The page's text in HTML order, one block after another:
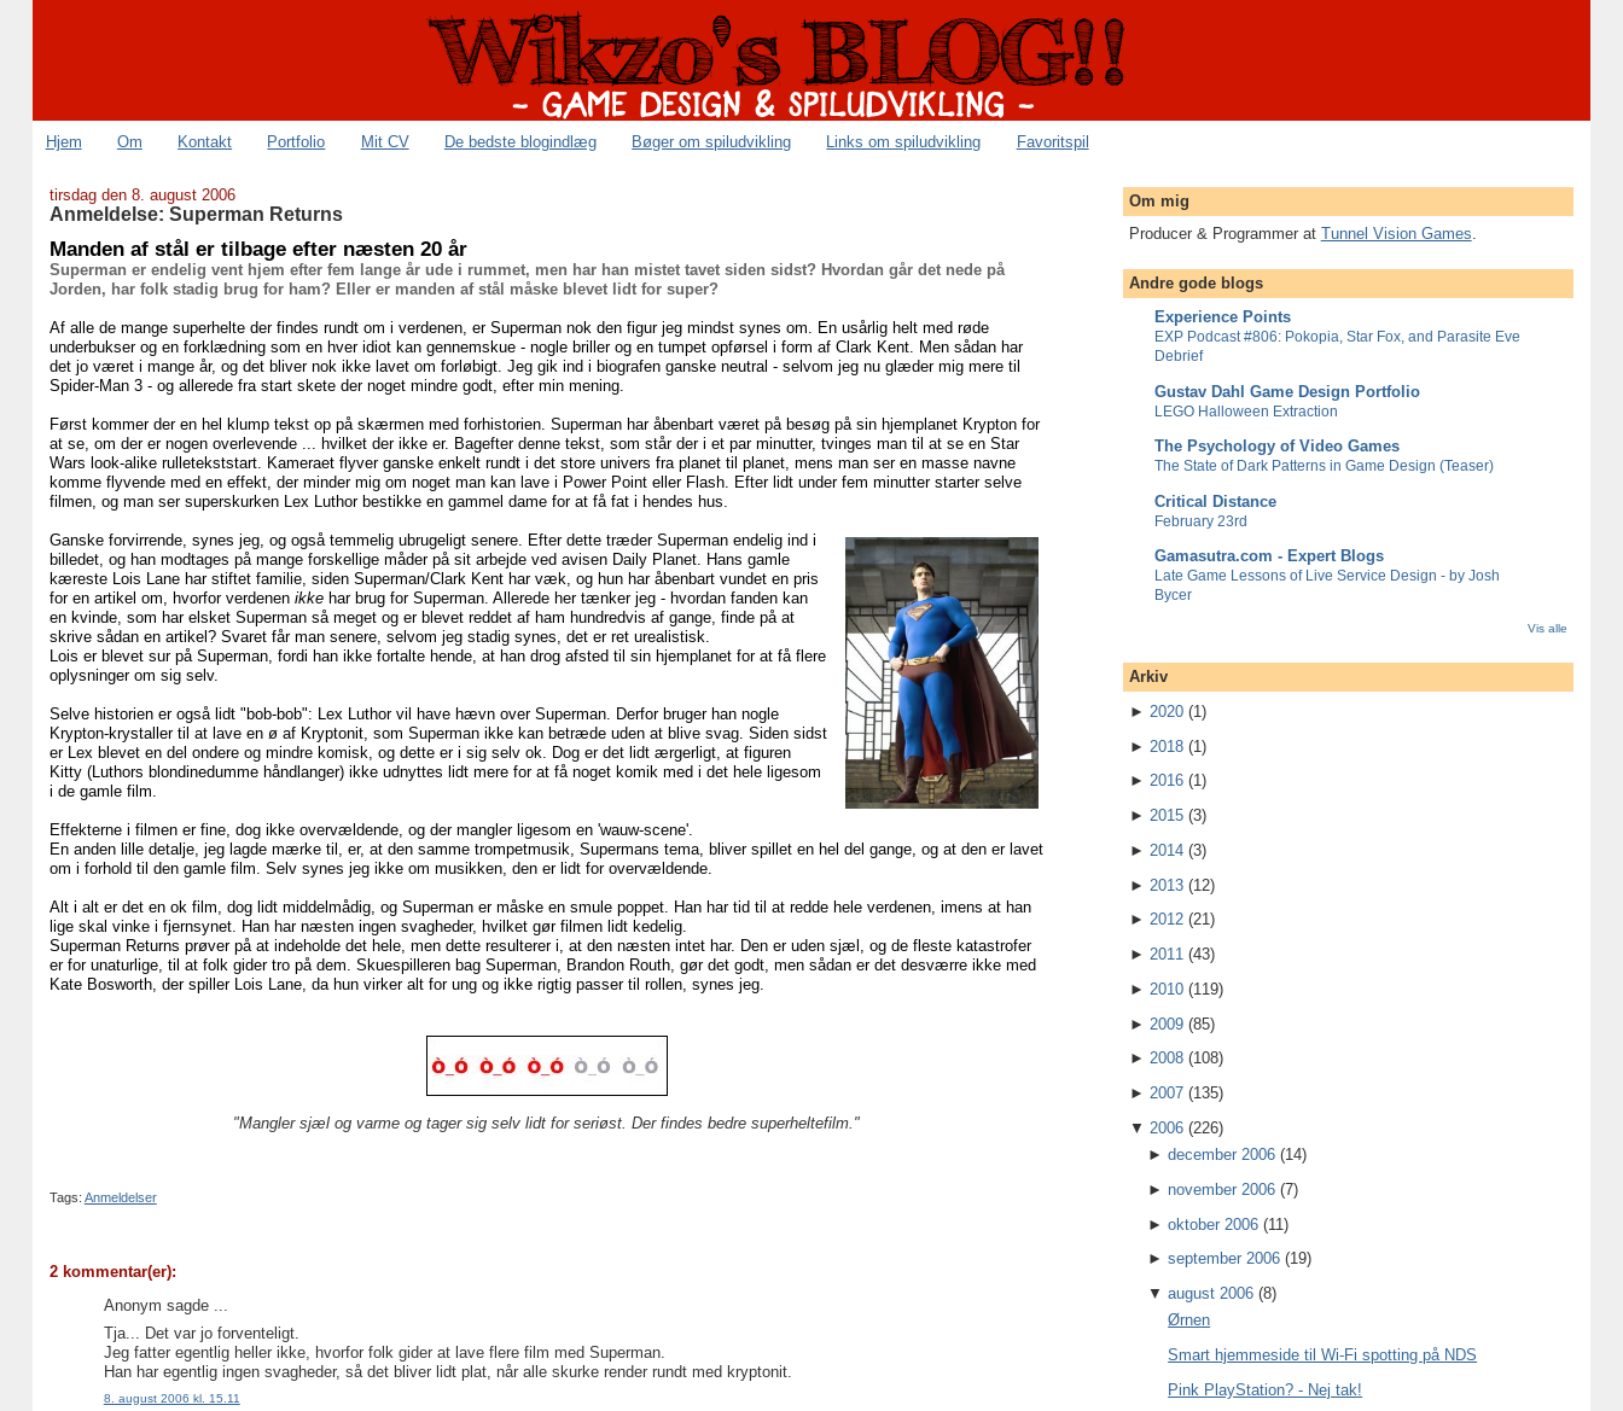
Hjem Om Kontakt Portfolio Mit CV De bedste blogindlæg Bøger om spiludvikling Links om spiludvikling Favoritspil
tirsdag den 8. august 2006
Anmeldelse: Superman Returns
Manden af stål er tilbage efter næsten 20 år
Superman er endelig vent hjem efter fem lange år ude i rummet, men har han mistet tavet siden sidst? Hvordan går det nede på
Jorden, har folk stadig brug for ham? Eller er manden af stål måske blevet lidt for super?
Af alle de mange superhelte der findes rundt om i verdenen, er Superman nok den figur jeg mindst synes om. En usårlig helt med røde
underbukser og en forklædning som en hver idiot kan gennemskue - nogle briller og en tumpet opførsel i form af Clark Kent. Men sådan har
det jo været i mange år, og det bliver nok ikke lavet om forløbigt. Jeg gik ind i biografen ganske neutral - selvom jeg nu glæder mig mere til
Spider-Man 3 - og allerede fra start skete der noget mindre godt, efter min mening.
Først kommer der en hel klump tekst op på skærmen med forhistorien. Superman har åbenbart været på besøg på sin hjemplanet Krypton for
at se, om der er nogen overlevende ... hvilket der ikke er. Bagefter denne tekst, som står der i et par minutter, tvinges man til at se en Star
Wars look-alike rulletekststart. Kameraet flyver ganske enkelt rundt i det store univers fra planet til planet, mens man ser en masse navne
komme flyvende med en effekt, der minder mig om noget man kan lave i Power Point eller Flash. Efter lidt under fem minutter starter selve
filmen, og man ser superskurken Lex Luthor bestikke en gammel dame for at få fat i hendes hus.
Ganske forvirrende, synes jeg, og også temmelig ubrugeligt senere. Efter dette træder Superman endelig ind i
billedet, og han modtages på mange forskellige måder på sit arbejde ved avisen Daily Planet. Hans gamle
kæreste Lois Lane har stiftet familie, siden Superman/Clark Kent har væk, og hun har åbenbart vundet en pris
for en artikel om, hvorfor verdenen ikke har brug for Superman. Allerede her tænker jeg - hvordan fanden kan
en kvinde, som har elsket Superman så meget og er blevet reddet af ham hundredvis af gange, finde på at
skrive sådan en artikel? Svaret får man senere, selvom jeg stadig synes, det er ret urealistisk.
Lois er blevet sur på Superman, fordi han ikke fortalte hende, at han drog afsted til sin hjemplanet for at få flere
oplysninger om sig selv.
Selve historien er også lidt "bob-bob": Lex Luthor vil have hævn over Superman. Derfor bruger han nogle
Krypton-krystaller til at lave en ø af Kryptonit, som Superman ikke kan betræde uden at blive svag. Siden sidst
er Lex blevet en del ondere og mindre komisk, og dette er i sig selv ok. Dog er det lidt ærgerligt, at figuren
Kitty (Luthors blondinedumme håndlanger) ikke udnyttes lidt mere for at få noget komik med i det hele ligesom
i de gamle film.
Effekterne i filmen er fine, dog ikke overvældende, og der mangler ligesom en 'wauw-scene'.
En anden lille detalje, jeg lagde mærke til, er, at den samme trompetmusik, Supermans tema, bliver spillet en hel del gange, og at den er lavet
om i forhold til den gamle film. Selv synes jeg ikke om musikken, den er lidt for overvældende.
Alt i alt er det en ok film, dog lidt middelmådig, og Superman er måske en smule poppet. Han har tid til at redde hele verdenen, imens at han
lige skal vinke i fjernsynet. Han har næsten ingen svagheder, hvilket gør filmen lidt kedelig.
Superman Returns prøver på at indeholde det hele, men dette resulterer i, at den næsten intet har. Den er uden sjæl, og de fleste katastrofer
er for unaturlige, til at folk gider tro på dem. Skuespilleren bag Superman, Brandon Routh, gør det godt, men sådan er det desværre ikke med
Kate Bosworth, der spiller Lois Lane, da hun virker alt for ung og ikke rigtig passer til rollen, synes jeg.
"Mangler sjæl og varme og tager sig selv lidt for seriøst. Der findes bedre superheltefilm."
Tags: Anmeldelser
2 kommentar(er):
Anonym sagde ...
Tja... Det var jo forventeligt.
Jeg fatter egentlig heller ikke, hvorfor folk gider at lave flere film med Superman.
Han har egentlig ingen svagheder, så det bliver lidt plat, når alle skurke render rundt med kryptonit.
8. august 2006 kl. 15.11
Om mig
Producer & Programmer at Tunnel Vision Games
Andre gode blogs
Experience Points
EXP Podcast #806: Pokopia, Star Fox, and Parasite Eve
Debrief
Gustav Dahl Game Design Portfolio
LEGO Halloween Extraction
The Psychology of Video Games
The State of Dark Patterns in Game Design (Teaser)
Critical Distance
February 23rd
Gamasutra.com - Expert Blogs
Late Game Lessons of Live Service Design - by Josh
Bycer
Vis alle
Arkiv
► 2020 (1)
► 2018 (1)
► 2016 (1)
► 2015 (3)
► 2014 (3)
► 2013 (12)
► 2012 (21)
► 2011 (43)
► 2010 (119)
► 2009 (85)
► 2008 (108)
► 2007 (135)
▼ 2006 (226)
►december 2006 (14)
►november 2006 (7)
►oktober 2006 (11)
►september 2006 (19)
▼august 2006 (8)
Ørnen
Smart hjemmeside til Wi-Fi spotting på NDS
Pink PlayStation? - Nej tak!